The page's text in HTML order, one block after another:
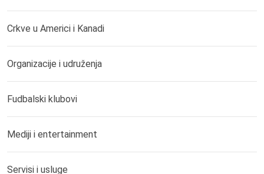
Crkve u Americi i Kanadi
Organizacije i udruženja
Fudbalski klubovi
Mediji i entertainment
Servisi i usluge